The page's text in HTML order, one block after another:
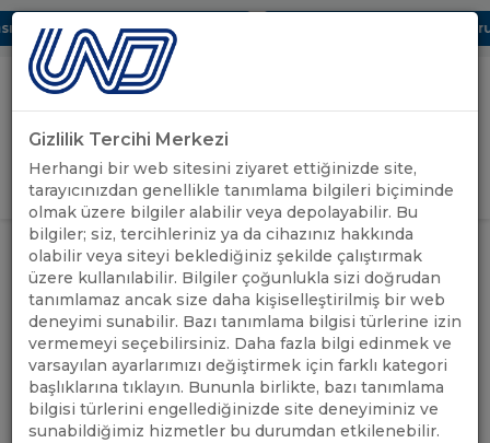
Dijital UBAK Bölümü Hakkında UND, Yunanistan Vize
Uluslararası Nakliyeciler Derneği
GİRİŞ YAP
ANASAYFA /
ÖNEMLİ
DUYURULAR
/
ÇEKYA/SLOVAKYA SINIR
KONTROLLERİ 26 ARALIK’A
KADAR UZATILMIŞTIR
ÇEKYA/SLOVAKYA SINIR
KONTROLLERİ 26 ARALIK’A
KADAR UZATILMIŞTIR
Gizlilik Tercihi Merkezi
Herhangi bir web sitesini ziyaret ettiğinizde site,
tarayıcınızdan genellikle tanımlama bilgileri biçiminde
olmak üzere bilgiler alabilir veya depolayabilir. Bu
bilgiler; siz, tercihleriniz ya da cihazınız hakkında
olabilir veya siteyi beklediğiniz şekilde çalıştırmak
üzere kullanılabilir. Bilgiler çoğunlukla sizi doğrudan
tanımlamaz ancak size daha kişiselleştirilmiş bir web
deneyimi sunabilir. Bazı tanımlama bilgisi türlerine izin
vermemeyi seçebilirsiniz. Daha fazla bilgi edinmek ve
varsayılan ayarlarımızı değiştirmek için farklı kategori
başlıklarına tıklayın. Bununla birlikte, bazı tanımlama
bilgisi türlerini engellediğinizde site deneyiminiz ve
sunabildiğimiz hizmetler bu durumdan etkilenebilir.